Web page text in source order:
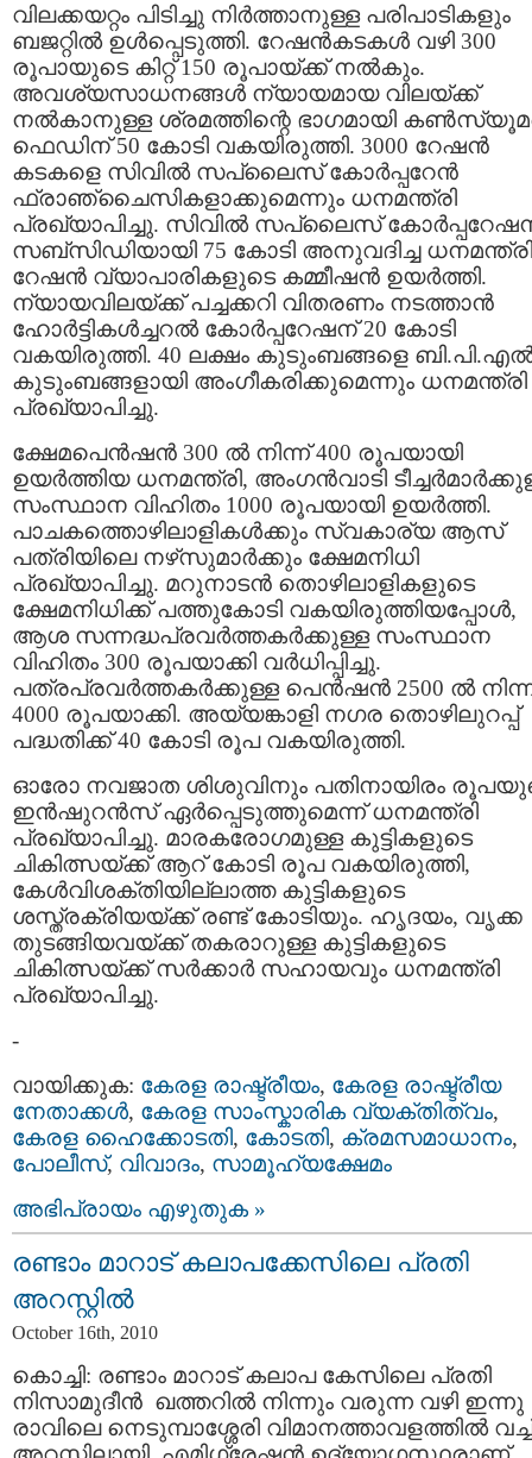
വിലക്കയറ്റം പിടിച്ചു നിര്‍ത്താനുള്ള പരിപാടികളും
ബജറ്റില്‍ ഉള്‍പ്പെടുത്തി. റേഷന്‍കടകള്‍ വഴി 300
രൂപായുടെ കിറ്റ് 150 രൂപായ്ക്ക് നല്‍കും.
അവശ്യസാധനങ്ങള്‍ ന്യായമായ വിലയ്ക്ക്
നല്‍കാനുള്ള ശ്രമത്തിന്റെ ഭാഗമായി
ഫെഡിന് 50 കോടി വകയിരുത്തി. 3000 റേഷന്‍
കടകളെ സിവില്‍ സപ്ലൈസ് കോര്‍പ്പറേന്‍
ഫ്രാഞ്ചൈസികളാക്കുമെന്നും ധനമന്ത്രി
പ്രഖ്യാപിച്ചു. സിവില്‍ സപ്ലൈസ്
സബ്‌സിഡിയായി 75 കോടി അനുവദിച്ച
റേഷന്‍ വ്യാപാരികളുടെ കമ്മീഷന്‍ ഉയര്‍ത്തി.
ന്യായവിലയ്ക്ക് പച്ചക്കറി വിതരണം നടത്താന്‍
ഹോര്‍ട്ടികള്‍ച്ചറല്‍ കോര്‍പ്പറേഷന് 20 കോടി
വകയിരുത്തി. 40 ലക്ഷം കുടുംബങ്ങളെ
കുടുംബങ്ങളായി അംഗീകരിക്കുമെന്നും ധനമന്ത്രി
പ്രഖ്യാപിച്ചു.
ക്ഷേമപെന്‍ഷന്‍ 300 ല്‍ നിന്ന് 400 രൂപയായി
ഉയര്‍ത്തിയ ധനമന്ത്രി, അംഗന്‍വാടി
സംസ്ഥാന വിഹിതം 1000 രൂപയായി ഉയര്‍ത്തി.
പാചകത്തൊഴിലാളികള്‍ക്കും സ്വകാര്യ ആസ്​
പത്രിയിലെ നഴ്‌സുമാര്‍ക്കും ക്ഷേമനിധി
പ്രഖ്യാപിച്ചു. മറുനാടന്‍ തൊഴിലാളികളുടെ
ക്ഷേമനിധിക്ക് പത്തുകോടി വകയിരുത്തിയപ്പോള്‍,
ആശ സന്നദ്ധപ്രവര്‍ത്തകര്‍ക്കുള്ള സംസ്ഥാന
വിഹിതം 300 രൂപയാക്കി വര്‍ധിപ്പിച്ചു.
പത്രപ്രവര്‍ത്തകര്‍ക്കുള്ള പെന്‍ഷന്‍ 2500 ല്‍
4000 രൂപയാക്കി. അയ്യങ്കാളി നഗര തൊഴിലുറപ്പ്
പദ്ധതിക്ക് 40 കോടി രൂപ വകയിരുത്തി.
ഓരോ നവജാത ശിശുവിനും പതിനായിരം
ഇന്‍ഷുറന്‍സ് ഏര്‍പ്പെടുത്തുമെന്ന് ധനമന്ത്രി
പ്രഖ്യാപിച്ചു. മാരകരോഗമുള്ള കുട്ടികളുടെ
ചികിത്സയ്ക്ക് ആറ് കോടി രൂപ വകയിരുത്തി,
കേള്‍വിശക്തിയില്ലാത്ത കുട്ടികളുടെ
ശസ്ത്രക്രിയയ്ക്ക് രണ്ട് കോടിയും. ഹൃദയം, വൃക്ക
തുടങ്ങിയവയ്ക്ക് തകരാറുള്ള കുട്ടികളുടെ
ചികിത്സയ്ക്ക് സര്‍ക്കാര്‍ സഹായവും ധനമന്ത്രി
പ്രഖ്യാപിച്ചു.
-
വായിക്കുക: കേരള രാഷ്ട്രീയം, കേരള രാഷ്ട്രീയ
നേതാക്കള്‍, കേരള സാംസ്കാരിക വ്യക്തിത്വം,
കേരള ഹൈക്കോടതി, കോടതി, ക്രമസമാധാനം,
പോലീസ്‌, വിവാദം, സാമൂഹ്യക്ഷേമം
അഭിപ്രായം എഴുതുക »
രണ്ടാം മാറാട് കലാപക്കേസിലെ പ്രതി
അറസ്റ്റില്‍
October 16th, 2010
കൊച്ചി: രണ്ടാം മാറാട് കലാപ കേസിലെ പ്രതി
നിസാമുദീന്‍ ഖത്തറില്‍ നിന്നും വരുന്ന വഴി ഇന്നു
രാവിലെ നെടുമ്പാശ്ശേരി വിമാനത്താവളത്തില്‍ വച്ച്